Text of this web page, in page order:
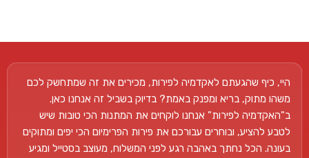
היי, כיף שהגעתם לאקדמיה לפירות, מכירים את זה שמתחשק לכם
משהו מתוק, בריא ומפנק באמת? בדיוק בשביל זה אנחנו כאן.
ב"האקדמיה לפירות" אנחנו לוקחים את המתנות הכי טובות שיש
לטבע להציע, ובוחרים עבורכם את פירות הפרימיום הכי יפים ומתוקים
בעונה. הכל נחתך באהבה רגע לפני המשלוח, מעוצב בסטייל ומגיע